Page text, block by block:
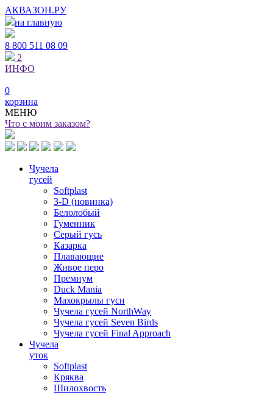
АКВАЗОН.РУ
на главную
8 800 511 08 09
2
ИНФО
0
корзина
МЕНЮ
Что с моим заказом?
Чучела
гусей
Softplast
3-D (новинка)
Белолобый
Гуменник
Серый гусь
Казарка
Плавающие
Живое перо
Премиум
Duck Mania
Махокрылы гуси
Чучела гусей NorthWay
Чучела гусей Seven Birds
Чучела гусей Final Approach
Чучела
уток
Softplast
Кряква
Шилохвость